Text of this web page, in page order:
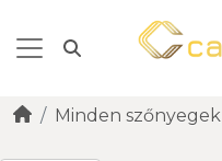
Minden szőnyegek